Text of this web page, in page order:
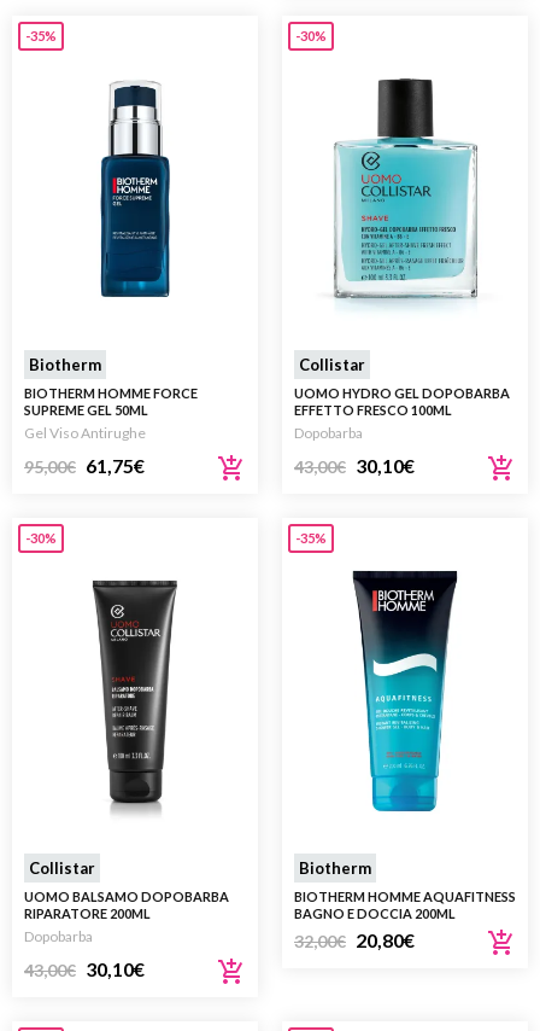
-35%
Biotherm
BIOTHERM HOMME FORCE
SUPREME GEL 50ML
Gel Viso Antirughe
95,00€ 61,75€
-30%
Collistar
UOMO HYDRO GEL DOPOBARBA
EFFETTO FRESCO 100ML
Dopobarba
43,00€ 30,10€
-30%
Collistar
UOMO BALSAMO DOPOBARBA
RIPARATORE 200ML
Dopobarba
43,00€ 30,10€
-35%
Biotherm
BIOTHERM HOMME AQUAFITNESS
BAGNO E DOCCIA 200ML
32,00€ 20,80€